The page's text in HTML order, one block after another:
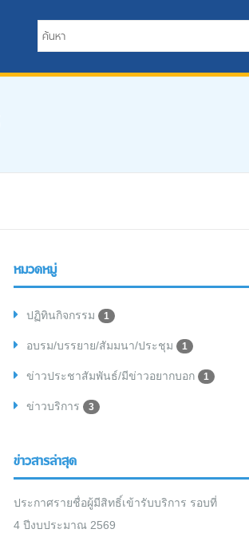
หมวดหมู่
ปฏิทินกิจกรรม 1
อบรม/บรรยาย/สัมมนา/ประชุม 1
ข่าวประชาสัมพันธ์/มีข่าวอยากบอก 1
ข่าวบริการ 3
ข่าวสารล่าสุด
ประกาศรายชื่อผู้มีสิทธิ์เข้ารับบริการ รอบที่
4 ปีงบประมาณ 2569